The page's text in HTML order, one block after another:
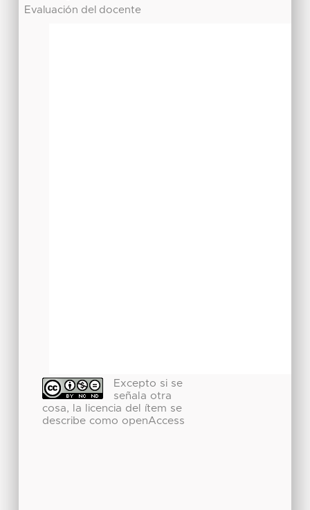
Evaluación del docente
Excepto si se
señala otra
cosa, la licencia del ítem se
describe como openAccess